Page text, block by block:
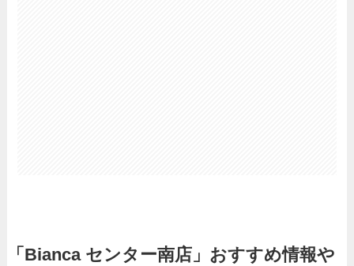
「Bianca センター南店」おすすめ情報や